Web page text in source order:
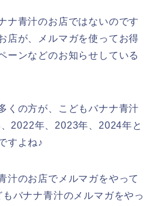
ナ青汁のお店ではないのです
店が、メルマガを使ってお得
ーンなどのお知らせしている
くの方が、こどもバナナ青汁
2022年、2023年、2024年と
すよね♪
汁のお店でメルマガをやって
バナナ青汁のメルマガをやっ